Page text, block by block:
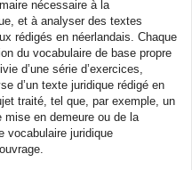
nécessaire à la
et à analyser des textes
rédigés en néerlandais. Chaque
du vocabulaire de base propre
d’une série d’exercices,
d’un texte juridique rédigé en
traité, tel que, par exemple, un
en demeure ou de la
vocabulaire juridique